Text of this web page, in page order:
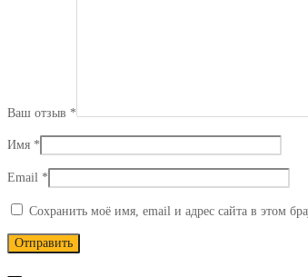
Ваш отзыв *
Имя *
Email *
Сохранить моё имя, email и адрес сайта в этом